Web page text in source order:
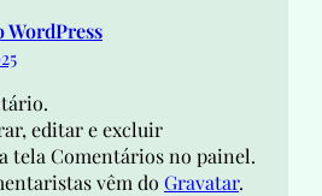
WordPress
editar e excluir
tela Comentários no painel.
vêm do Gravatar.